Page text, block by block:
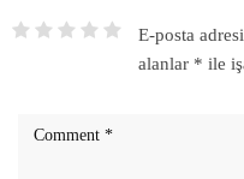
E-posta
alanlar * ile